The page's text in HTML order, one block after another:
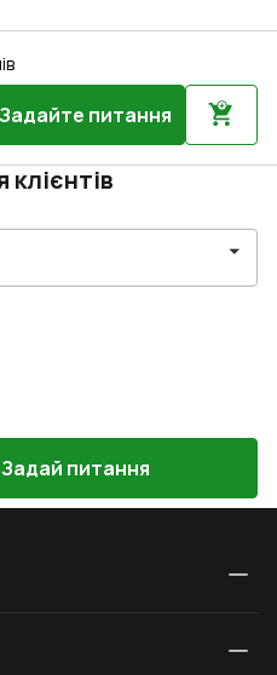
Задайте питання
клієнтів
питання